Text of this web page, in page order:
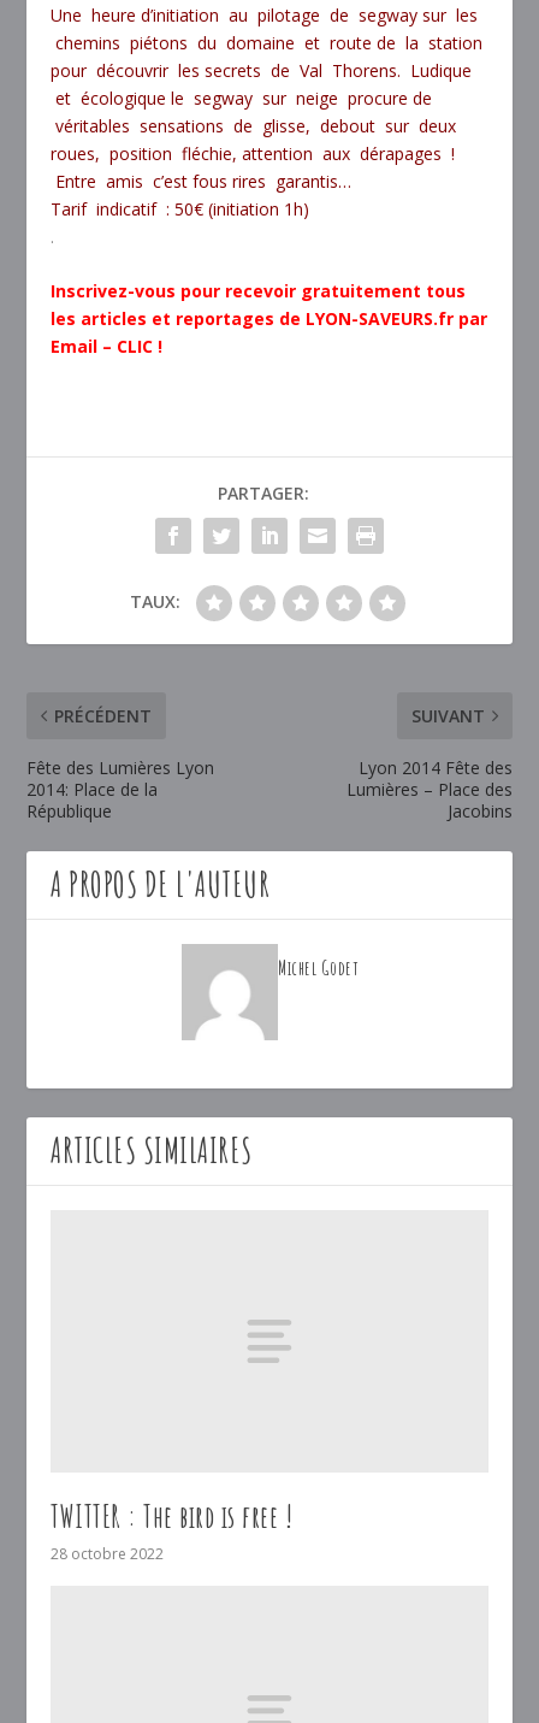
Une heure d’initiation au pilotage de segway sur les
chemins piétons du domaine et route de la station
pour découvrir les secrets de Val Thorens. Ludique
et écologique le segway sur neige procure de
véritables sensations de glisse, debout sur deux
roues, position fléchie, attention aux dérapages !
Entre amis c’est fous rires garantis…
Tarif indicatif : 50€ (initiation 1h)
.
Inscrivez-vous pour recevoir gratuitement tous
les articles et reportages de LYON-SAVEURS.fr par
Email – CLIC !
PARTAGER:
TAUX:
PRÉCÉDENT
Fête des Lumières Lyon
2014: Place de la
République
SUIVANT
Lyon 2014 Fête des
Lumières – Place des
Jacobins
A PROPOS DE L'AUTEUR
Michel Godet
ARTICLES SIMILAIRES
TWITTER : The bird is free !
28 octobre 2022